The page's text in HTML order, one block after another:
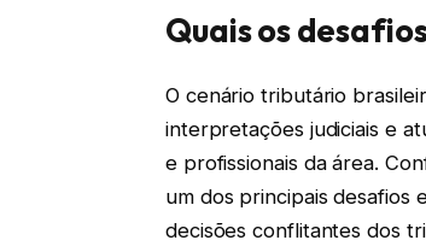
Quais os
O cenário tributário
interpretações judiciais e
e profissionais da área.
um dos principais desafios
decisões conflitantes dos